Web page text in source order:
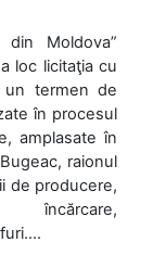
Moldova”
loc licitaţia cu
un termen de
în procesul
amplasate în
raionul
de producere,